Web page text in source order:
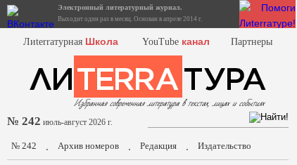
Электронный литературный журнал.
Выходит один раз в месяц. Основан в апреле 2014 г.
Лиterraтурная Школа YouTube канал Партнеры
№ 242 июль-август 2026 г.
№ 242 . Архив номеров . Редакция . Издательство